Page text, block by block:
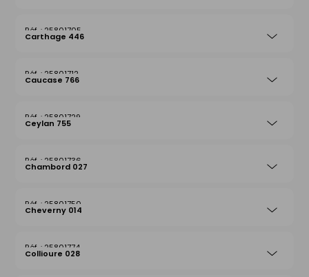
25801705
Carthage 446
25801712
Caucase 766
25801729
Ceylan 755
25801736
Chambord 027
25801750
Cheverny 014
25801774
Collioure 028